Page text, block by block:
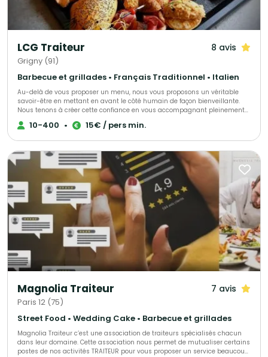
LCG Traiteur 8 avis
Grigny (91)
Barbecue et grillades • Français Traditionnel • Italien
Au-delà de vous proposer un menu, nous vous proposons un véritable
savoir-être en mettant en avant le côté humain de façon bienveillante.
Nous tenons à créer cette confiance en vous accompagnant pleinement
afin que vous puissiez être sereins le jour de réception. Il est
indispensable que vous vous sentiez écoutés et dirigés si nécessaire. Ces
10-400 • 15€ / pers min.
Magnolia Traiteur 7 avis
Paris 12 (75)
Street Food • Wedding Cake • Barbecue et grillades
Magnolia Traiteur c’est une association de traiteurs spécialisés chacun
dans leur domaine. Cette association nous permet de mutualiser certains
postes de nos activités TRAITEUR pour vous proposer un service beaucoup